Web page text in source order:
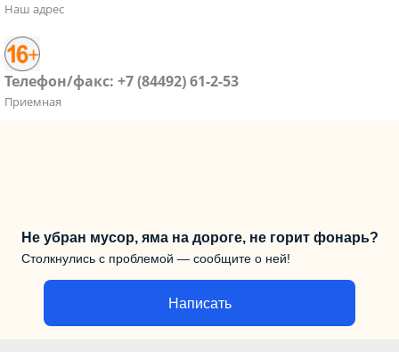
Наш адрес
Телефон/факс: +7 (84492) 61-2-53
Приемная
Не убран мусор, яма на дороге, не горит фонарь?
Столкнулись с проблемой — сообщите о ней!
Написать